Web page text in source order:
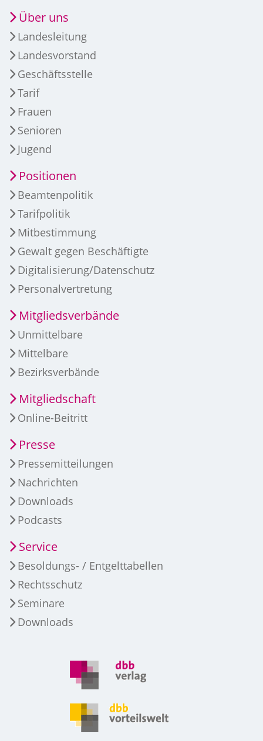
Über uns
Landesleitung
Landesvorstand
Geschäftsstelle
Tarif
Frauen
Senioren
Jugend
Positionen
Beamtenpolitik
Tarifpolitik
Mitbestimmung
Gewalt gegen Beschäftigte
Digitalisierung/Datenschutz
Personalvertretung
Mitgliedsverbände
Unmittelbare
Mittelbare
Bezirksverbände
Mitgliedschaft
Online-Beitritt
Presse
Pressemitteilungen
Nachrichten
Downloads
Podcasts
Service
Besoldungs- / Entgelttabellen
Rechtsschutz
Seminare
Downloads